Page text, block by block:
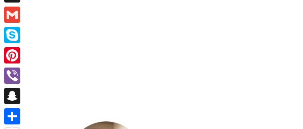
X
Gmail
Skype
Pinterest
Viber
Snapchat